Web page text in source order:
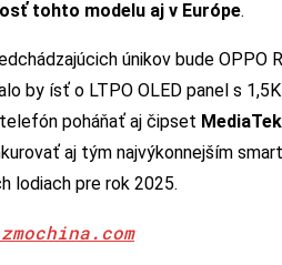
tohto modelu aj v Európe.
únikov bude OPPO
by ísť o LTPO OLED panel s
poháňať aj čipset
aj tým najvýkonnejším
lodiach pre rok 2025.